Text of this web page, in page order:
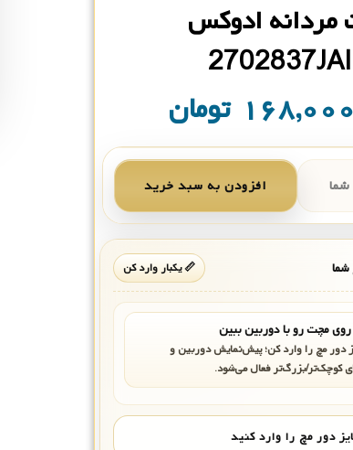
ادوکس
تومان
افزودن به سبد خرید
📏 یکبار وارد کن
مچت رو با دوربین ببین
دور مچ را وارد کن؛ پیش‌نمایش دوربین و
کوچک‌تر/بزرگ‌تر فعال می‌شود.
دور مچ را وارد کنید